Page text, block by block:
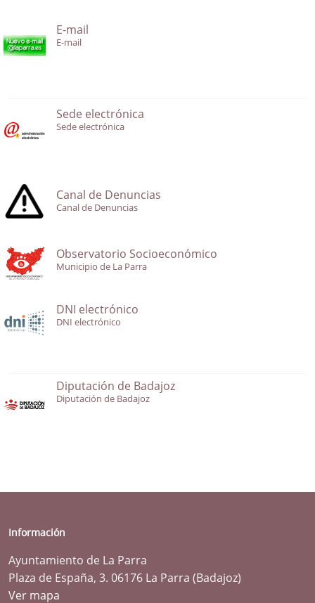
E-mail
E-mail
Sede electrónica
Sede electrónica
Canal de Denuncias
Canal de Denuncias
Observatorio Socioeconómico
Municipio de La Parra
DNI electrónico
DNI electrónico
Diputación de Badajoz
Diputación de Badajoz
Información
Ayuntamiento de La Parra
Plaza de España, 3. 06176 La Parra (Badajoz)
Ver mapa